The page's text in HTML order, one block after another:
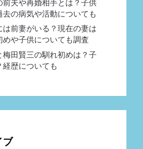
前夫や再婚相手とは？子供
去の病気や活動についても
は前妻がいる？現在の妻は
めや子供についても調査
梅田賢三の馴れ初めは？子
歴についても
ブ